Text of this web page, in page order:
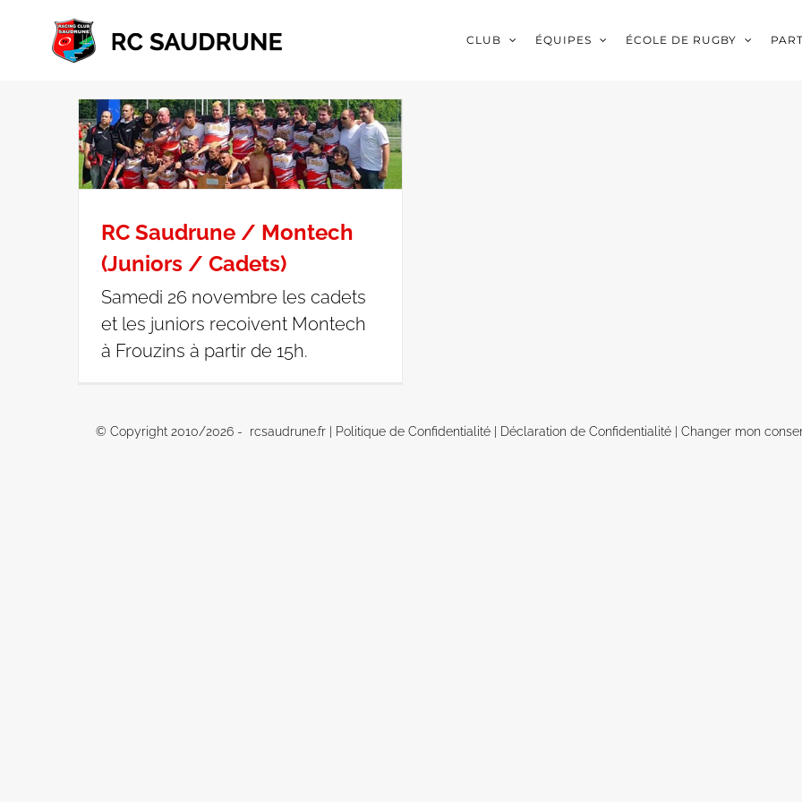
contenu
CLUB ÉQUIPES ÉCOLE DE RUGBY
RC Saudrune / Montech
(Juniors / Cadets)
Samedi 26 novembre les cadets
et les juniors recoivent Montech
à Frouzins à partir de 15h.
© Copyright 2010/2026 - rcsaudrune.fr | Politique de Confidentialité Déclaration de Confidentialité |Changer mon